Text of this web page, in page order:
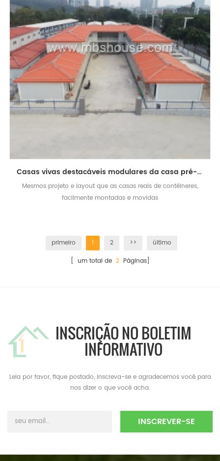
Casas vivas destacáveis ​​modulares da casa pré-fabricada do contentor
Mesmos projeto e layout que as casas reais de contêineres,
facilmente montadas e movidas
primeiro 1 2 >>
último
[ um total de 2Páginas]
INSCRIÇÃO NO BOLETIM
INFORMATIVO
Leia por favor, fique postado, inscreva-se e agradecemos você para
nos dizer o que você acha.